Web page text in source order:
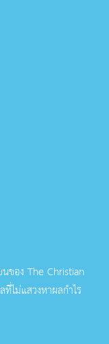
ของ The Christian
ไม่แสวงหาผลกําไร